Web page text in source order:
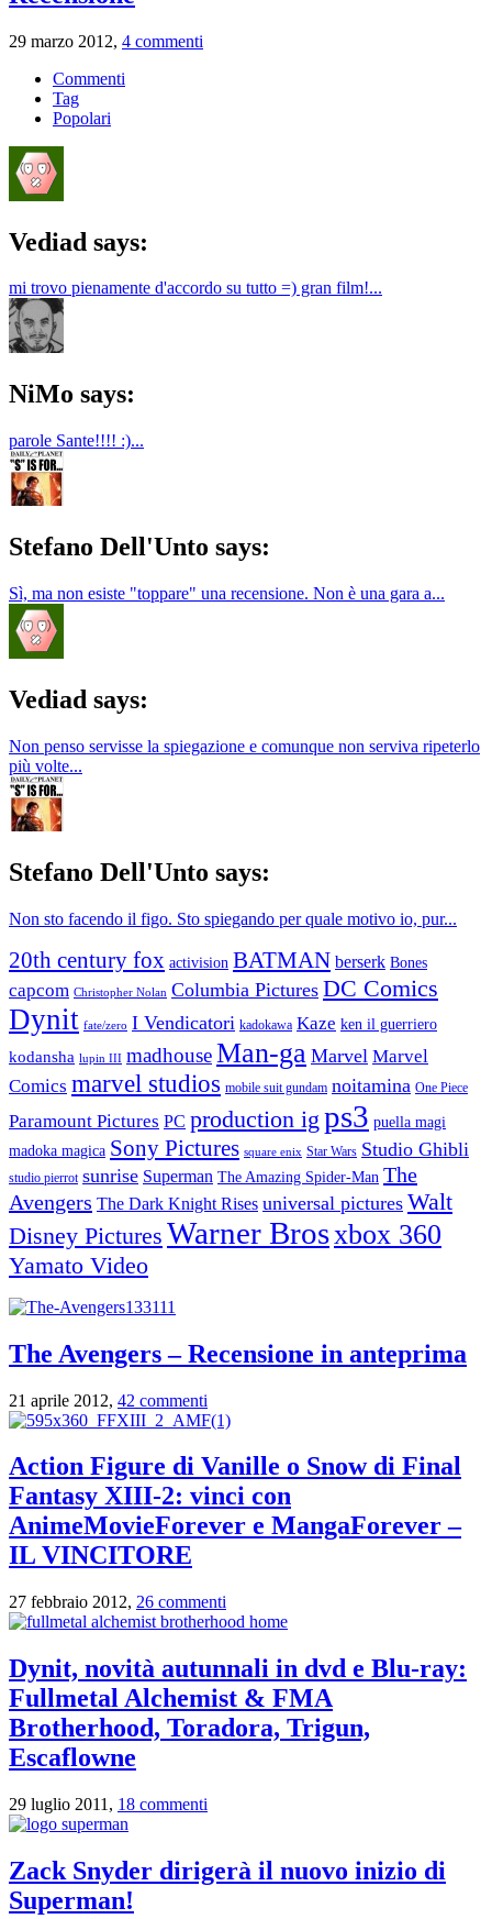
29 marzo 2012, 4 commenti
Commenti
Tag
Popolari
Vediad says:
mi trovo pienamente d'accordo su tutto =) gran film!...
NiMo says:
parole Sante!!!! :)...
Stefano Dell'Unto says:
Sì, ma non esiste "toppare" una recensione. Non è una gara a...
Vediad says:
Non penso servisse la spiegazione e comunque non serviva ripeterlo
più volte...
Stefano Dell'Unto says:
Non sto facendo il figo. Sto spiegando per quale motivo io, pur...
20th century fox activision BATMAN berserk Bones
capcom Christopher Nolan Columbia Pictures DC Comics
Dynit fate/zero I Vendicatori kadokawa Kaze ken il guerriero
kodansha lupin III madhouseMan-ga Marvel Marvel
Comics marvel studios mobile suit gundam noitamina One Piece
Paramount Pictures PC production ig ps3 puella magi
madoka magica Sony Pictures square enix Star Wars Studio Ghibli
studio pierrot sunrise Superman The Amazing Spider-Man The
Avengers The Dark Knight Rises universal pictures Walt
Disney Pictures Warner Brosxbox 360
Yamato Video
The Avengers – Recensione in anteprima
21 aprile 2012, 42 commenti
Action Figure di Vanille o Snow di Final
Fantasy XIII-2: vinci con
AnimeMovieForever e MangaForever –
IL VINCITORE
27 febbraio 2012, 26 commenti
Dynit, novità autunnali in dvd e Blu-ray:
Fullmetal Alchemist & FMA
Brotherhood, Toradora, Trigun,
Escaflowne
29 luglio 2011, 18 commenti
Zack Snyder dirigerà il nuovo inizio di
Superman!